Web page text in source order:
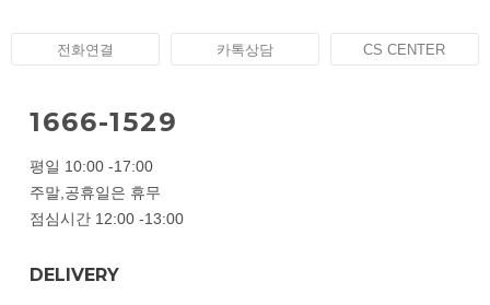
전화연결 카톡상담 CS CENTER
1666-1529
평일 10:00 -17:00
주말,공휴일은 휴무
점심시간 12:00 -13:00
DELIVERY